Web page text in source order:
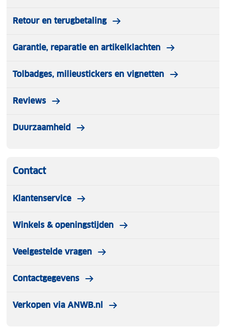
Retour en terugbetaling
Garantie, reparatie en artikelklachten
Tolbadges, milieustickers en vignetten
Reviews
Duurzaamheid
Contact
Klantenservice
Winkels & openingstijden
Veelgestelde vragen
Contactgegevens
Verkopen via ANWB.nl